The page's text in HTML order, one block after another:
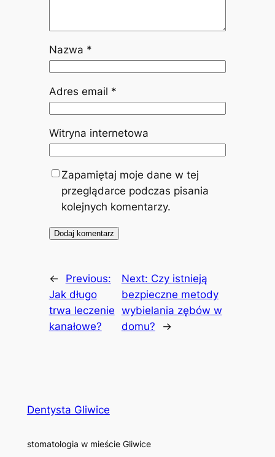
Nazwa *
Adres email *
Witryna internetowa
Zapamiętaj moje dane w tej
przeglądarce podczas pisania
kolejnych komentarzy.
←
Previous:
Jak długo
trwa leczenie
kanałowe?
Next: Czy istnieją
bezpieczne metody
wybielania zębów w
domu?
→
Dentysta Gliwice
stomatologia w mieście Gliwice